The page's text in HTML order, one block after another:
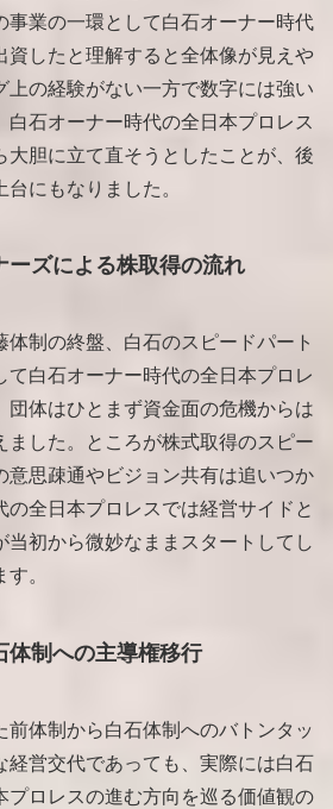
事業の一環として白石オーナー時代
資したと理解すると全体像が見えや
上の経験がない一方で数字には強い
白石オーナー時代の全日本プロレス
大胆に立て直そうとしたことが、後
にもなりました。
ーズによる株取得の流れ
体制の終盤、白石のスピードパート
て白石オーナー時代の全日本プロレ
団体はひとまず資金面の危機からは
ました。ところが株式取得のスピー
意思疎通やビジョン共有は追いつか
の全日本プロレスでは経営サイドと
当初から微妙なままスタートしてし
。
体制への主導権移行
前体制から白石体制へのバトンタッ
経営交代であっても、実際には白石
プロレスの進む方向を巡る価値観の